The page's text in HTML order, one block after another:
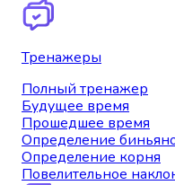
Тренажеры
Полный тренажер
Будущее время
Прошедшее время
Определение
Определение корня
Повелительное